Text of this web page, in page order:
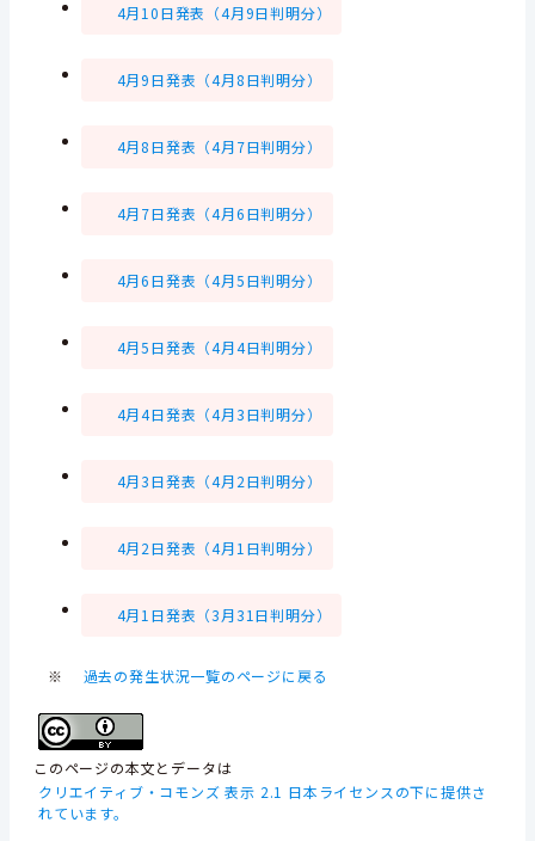
4月10日発表（4月9日判明分）
4月9日発表（4月8日判明分）
4月8日発表（4月7日判明分）
4月7日発表（4月6日判明分）
4月6日発表（4月5日判明分）
4月5日発表（4月4日判明分）
4月4日発表（4月3日判明分）
4月3日発表（4月2日判明分）
4月2日発表（4月1日判明分）
4月1日発表（3月31日判明分）
※ 過去の発生状況一覧のページに戻る
このページの本文とデータは
クリエイティブ・コモンズ 表示 2.1 日本ライセンスの下に提供さ
れています。